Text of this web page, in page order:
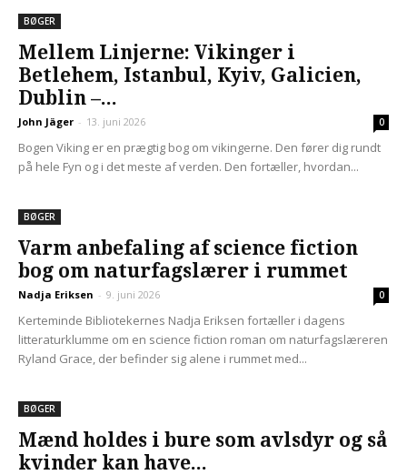
BØGER
Mellem Linjerne: Vikinger i
Betlehem, Istanbul, Kyiv, Galicien,
Dublin –...
John Jäger - 13. juni 2026 0
Bogen Viking er en prægtig bog om vikingerne. Den fører dig rundt
på hele Fyn og i det meste af verden. Den fortæller, hvordan...
BØGER
Varm anbefaling af science fiction
bog om naturfagslærer i rummet
Nadja Eriksen - 9. juni 2026 0
Kerteminde Bibliotekernes Nadja Eriksen fortæller i dagens
litteraturklumme om en science fiction roman om naturfagslæreren
Ryland Grace, der befinder sig alene i rummet med...
BØGER
Mænd holdes i bure som avlsdyr og så
kvinder kan have...